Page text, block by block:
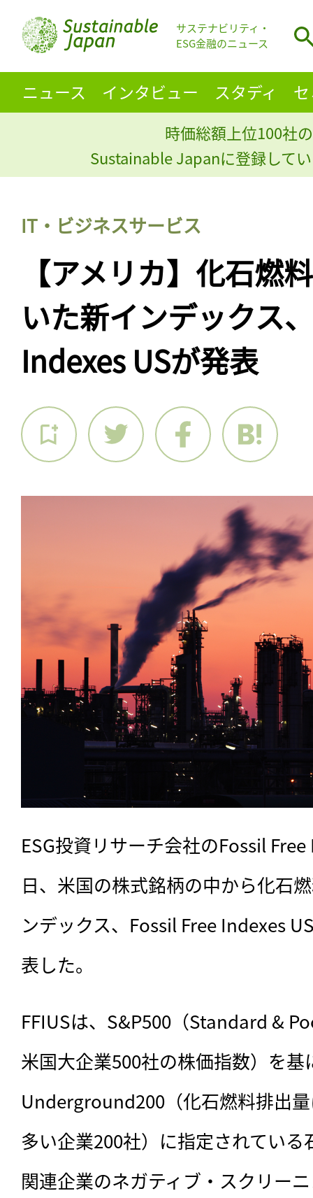
サステナビリティ・
ESG金融のニュース
ニュース インタビュー スタディ
時価総額上位100社
Sustainable Japanに登録して
IT・ビジネスサービス
【アメリカ】化石燃
いた新インデックス
Indexes USが発表
ESG投資リサーチ会社のFossil
日、米国の株式銘柄の中から化石
ンデックス、Fossil Free Indexes
表した。
FFIUSは、S&P500（Standard &
米国大企業500社の株価指数）を
Underground200（化石燃料排出
多い企業200社）に指定されてい
関連企業のネガティブ・スクリー